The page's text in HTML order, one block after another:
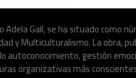
Gall, se ha situado como
y Multiculturalismo. La obra,
autoconocimiento, gestión
organizativas más